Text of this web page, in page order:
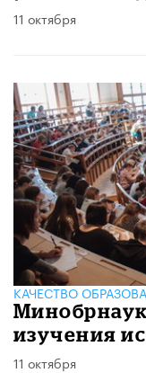
11 октября
КАЧЕСТВО
изучения
11 октября